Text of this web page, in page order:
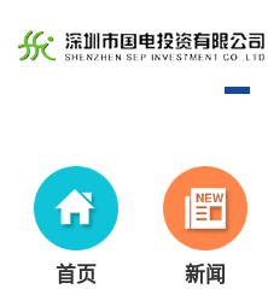
首页 新闻